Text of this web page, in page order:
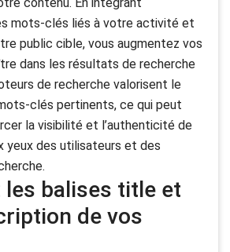
mots-clés liés à votre activité et
public cible, vous augmentez vos
dans les résultats de recherche
de recherche valorisent le
clés pertinents, ce qui peut
la visibilité et l’authenticité de
yeux des utilisateurs et des
les balises title et
de vos